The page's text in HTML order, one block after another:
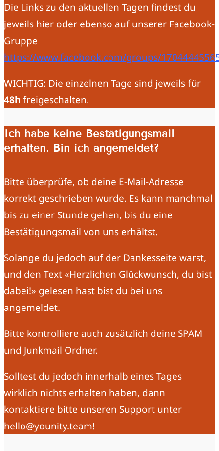
Die Links zu den aktuellen Tagen findest du
jeweils hier oder ebenso auf unserer Facebook-
Gruppe
https://www.facebook.com/groups/
WICHTIG: Die einzelnen Tage sind jeweils für
48h freigeschalten.
Ich habe keine Bestätigungsmail
erhalten. Bin ich angemeldet?
Bitte überprüfe, ob deine E-Mail-Adresse
korrekt geschrieben wurde. Es kann manchmal
bis zu einer Stunde gehen, bis du eine
Bestätigungsmail von uns erhältst.
Solange du jedoch auf der Dankesseite warst,
und den Text «Herzlichen Glückwunsch, du bist
dabei!» gelesen hast bist du bei uns
angemeldet.
Bitte kontrolliere auch zusätzlich deine SPAM
und Junkmail Ordner.
Solltest du jedoch innerhalb eines Tages
wirklich nichts erhalten haben, dann
kontaktiere bitte unseren Support unter
hello@younity.team!